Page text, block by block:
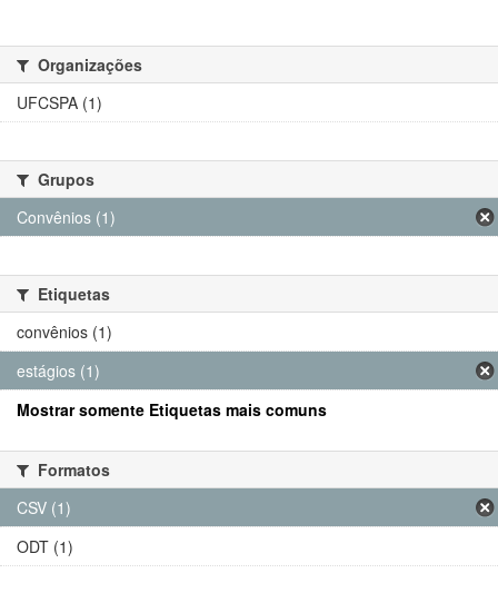
Organizações
UFCSPA (1)
Grupos
Convênios (1)
Etiquetas
convênios (1)
estágios (1)
Mostrar somente Etiquetas mais comuns
Formatos
CSV (1)
ODT (1)